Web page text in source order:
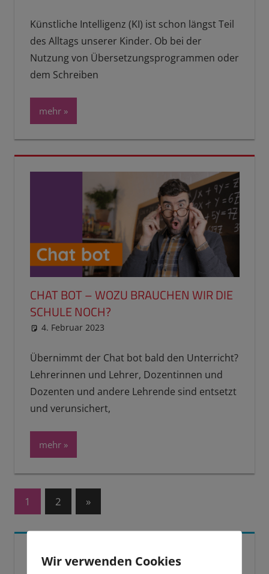
Künstliche Intelligenz (KI) ist schon längst Teil
des Alltags unserer Kinder. Ob bei der
Nutzung von Übersetzungsprogrammen oder
dem Schreiben
mehr
CHAT BOT – WOZU BRAUCHEN WIR DIE
SCHULE NOCH?
4. Februar 2023
Übernimmt der Chat bot bald den Unterricht?
Lehrerinnen und Lehrer, Dozentinnen und
Dozenten und andere Lehrende sind entsetzt
und verunsichert,
mehr
Seitennummerierung
1 2
Nächste
Beiträge
»
ENDLICH URLAUB!?
Wir verwenden Cookies